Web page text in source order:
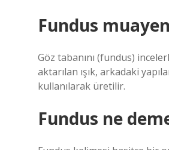
Fundus
Göz tabanını (fundus)
aktarılan ışık, arkadaki
kullanılarak üretilir.
Fundus ne